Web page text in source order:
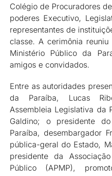
Colégio de Procuradores
poderes Executivo,
representantes de
classe. A cerimônia
Ministério Público da
amigos e convidados.
Entre as autoridades
da Paraíba, Lucas
Assembleia Legislativa da
Galdino; o presidente
Paraíba, desembargador
pública-geral do Estado,
presidente da
Público (APMP),